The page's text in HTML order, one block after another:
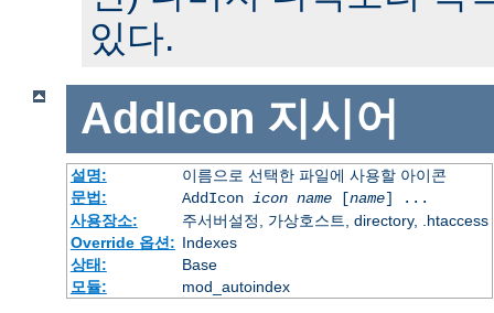
있다.
AddIcon 지시어
설명:
이름으로 선택한 파일에 사용할 아이콘
문법:
AddIcon icon name[name] ...
사용장소:
주서버설정, 가상호스트, directory, .htaccess
Override 옵션: Indexes
상태:
Base
모듈:
mod_autoindex